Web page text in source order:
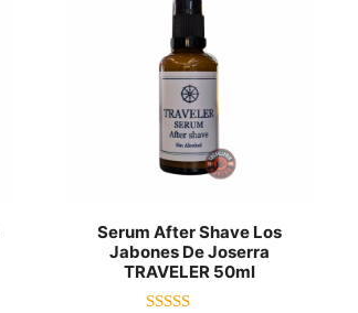
Serum After Shave Los
Jabones De Joserra
TRAVELER 50ml